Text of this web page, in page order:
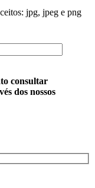
jpg, jpeg e png
consultar
dos nossos